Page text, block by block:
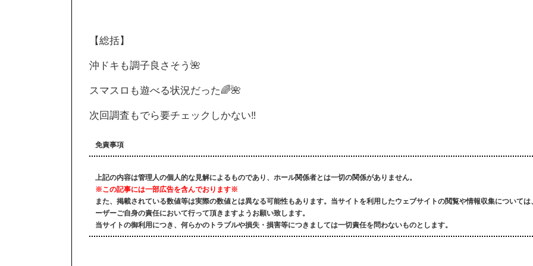
【総括】
沖ドキも調子良さそう🌺
スマスロも遊べる状況だった🌈🌺
次回調査もでら要チェックしかない‼️
免責事項
上記の内容は管理人の個人的な見解によるものであり、ホール関係者とは一切の関係がありません。
※この記事には一部広告を含んでおります※
また、掲載されている数値等は実際の数値とは異なる可能性もあります。 当サイトを利用したウェブサイトの閲覧や情報収集については
ーザーご自身の責任において行って頂きますようお願い致します。
当サイトの御利用につき、何らかのトラブルや損失・損害等につきましては一切責任を問わないものとします。